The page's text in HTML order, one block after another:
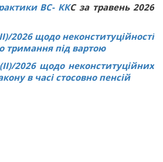
ВС- ККС за травень 2026
2026 щодо неконституційності
тримання під вартою
2026 щодо неконституційних
в часі стосовно пенсій